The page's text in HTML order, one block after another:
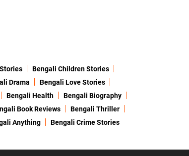
Bengali Children Stories
Drama
Bengali Love Stories
Bengali Health
Bengali Biography
Book Reviews
Bengali Thriller
Anything Bengali Crime Stories